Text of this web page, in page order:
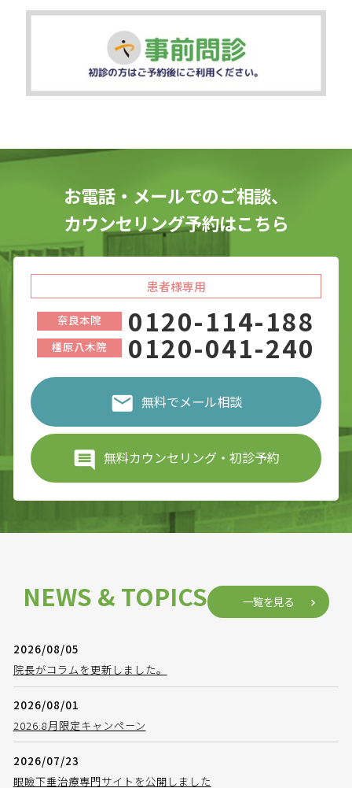
お電話・メールでのご相談、
カウンセリング予約はこちら
患者様専用
奈良本院 0120-114-188
橿原八木院 0120-041-240
無料でメール相談
無料カウンセリング・初診予約
NEWS & TOPICS 一覧を見る
2026/08/05
院長がコラムを更新しました。
2026/08/01
2026.8月限定キャンペーン
2026/07/23
眼瞼下垂治療専門サイトを公開しました